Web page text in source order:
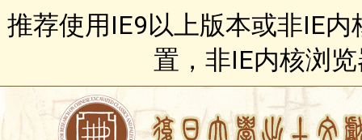
推荐使用IE9以上版本或非IE
置，非IE内核浏